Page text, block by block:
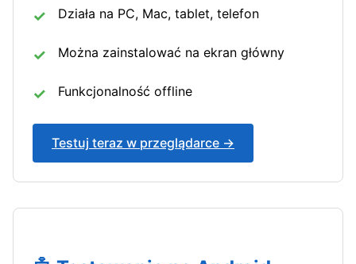
Działa na PC, Mac, tablet, telefon
Można zainstalować na ekran główny
Funkcjonalność offline
Testuj teraz w przeglądarce →